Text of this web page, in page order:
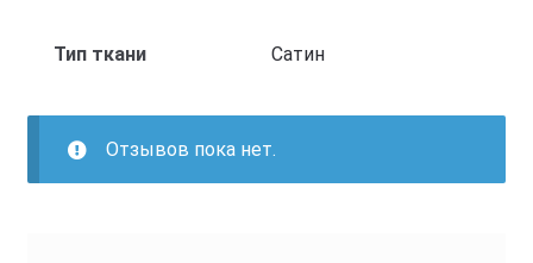
Тип ткани Cатин
Отзывов пока нет.